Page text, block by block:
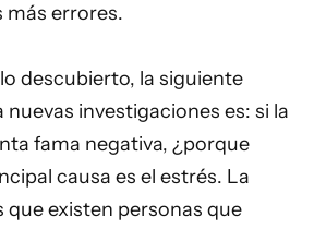
errores.
descubierto, la siguiente
investigaciones es: si la
fama negativa, ¿porque
causa es el estrés. La
que existen personas que